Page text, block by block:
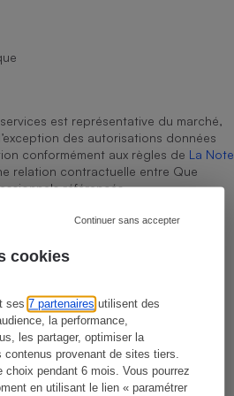
cookies
ses7 partenaires utilisent des
la performance,
les partager, optimiser la
contenus provenant de sites tiers.
choix pendant 6 mois. Vous pourrez
en utilisant le lien « paramétrer
Continuer sans accepter
est représentative du marché,
des autorisations données
conformément aux règles de La Note
relation contractuelle entre Que
référencés.
récoltes
: des œufs contaminés par la